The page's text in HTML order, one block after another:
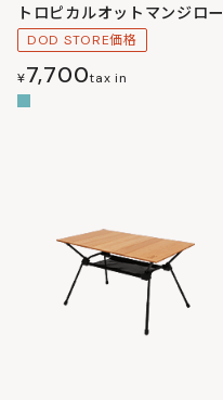
トロピカルオットマンジロー
DOD STORE価格
¥7,700tax in